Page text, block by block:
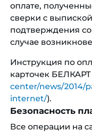
оплате,
сверки с
подтверждения
случае
Инструкция по
карточек БЕЛКАРТ
center/news/2014/
internet/).
Безопасность
Все операции на